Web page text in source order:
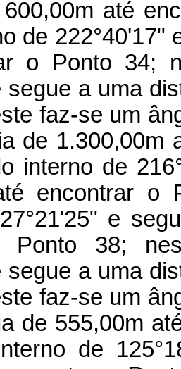
até
de 222°40'17"
o Ponto 34;
segue a uma
faz-se um
de 1.300,00m
interno de
encontrar o
e
Ponto 38;
segue a uma
faz-se um
de 555,00m
de